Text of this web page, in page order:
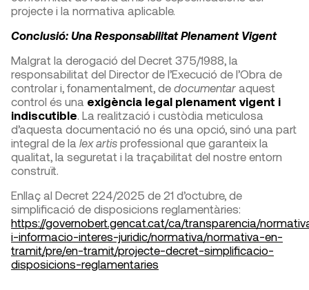
projecte i la normativa aplicable.
Conclusió: Una Responsabilitat Plenament Vigent
Malgrat la derogació del Decret 375/1988, la
responsabilitat del Director de l’Execució de l’Obra de
controlar i, fonamentalment, de documentar aquest
control és una exigència legal plenament vigent i
indiscutible . La realització i custòdia meticulosa
d’aquesta documentació no és una opció, sinó una part
integral de la lex artis professional que garanteix la
qualitat, la seguretat i la traçabilitat del nostre entorn
construït.
Enllaç al Decret 224/2025 de 21 d’octubre, de
simplificació de disposicions reglamentàries:
https://governobert.gencat.cat/ca/transparencia/
i-informacio-interes-juridic/normativa/normativa-en-
tramit/pre/en-tramit/projecte-decret-simplificacio-
disposicions-reglamentaries